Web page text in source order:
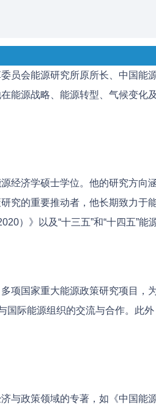
员会能源研究所原所长、中国能
能源战略、能源转型、气候变化
经济学硕士学位。他的研究方向
究的重要推动者，他长期致力于
）》以及“十三五”和“十四五”能
项国家重大能源政策研究项目，
际能源组织的交流与合作。此
与政策领域的专著，如《中国能